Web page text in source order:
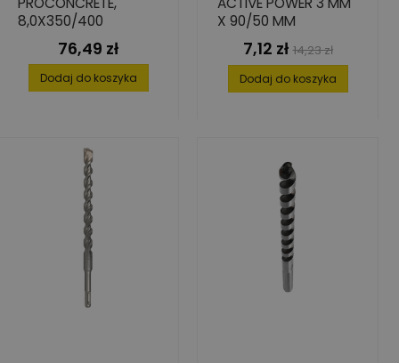
8,0X350/400
Cena
76,49 zł
Dodaj do koszyka
X 90/50 MM
Cena
7,12 zł Cena
podstawowa
14,23 zł
Dodaj do koszyka